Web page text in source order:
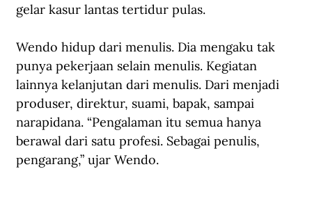
gelar kasur lantas tertidur pulas.
Wendo hidup dari menulis. Dia mengaku tak
punya pekerjaan selain menulis. Kegiatan
lainnya kelanjutan dari menulis. Dari menjadi
produser, direktur, suami, bapak, sampai
narapidana. “Pengalaman itu semua hanya
berawal dari satu profesi. Sebagai penulis,
pengarang,” ujar Wendo.